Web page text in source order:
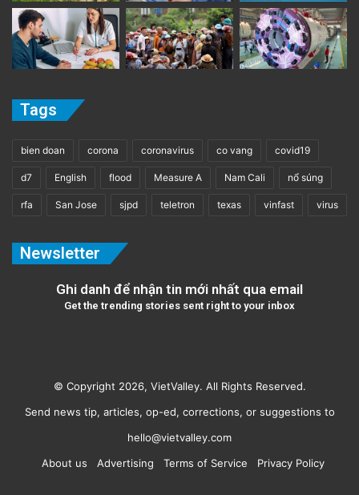
Tags
bien doan corona coronavirus co vang covid19
d7 English flood Measure A Nam Cali nổ súng
rfa San Jose sjpd teletron texas vinfast virus
Newsletter
Ghi danh để nhận tin mới nhất qua email
Get the trending stories sent right to your inbox
© Copyright 2026, VietValley. All Rights Reserved.
Send news tip, articles, op-ed, corrections, or suggestions to
hello@vietvalley.com
About us
Advertising Terms of Service Privacy Policy